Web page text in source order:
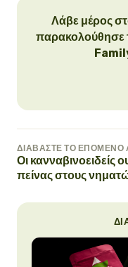
Λάβε μέρος
παρακολούθησε
ΔΙΑΒΆΣΤΕ ΤΟ ΕΠΌΜΕΝΟ
Οι κανναβινοειδείς
πείνας στους